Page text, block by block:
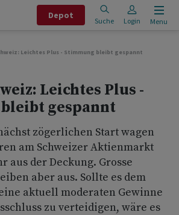
Depot
Suche Login Menu
Leichtes Plus - Stimmung bleibt gespannt
Leichtes Plus -
gespannt
zögerlichen Start wagen
am Schweizer Aktienmarkt
aus der Deckung. Grosse
aber aus. Sollte es dem
aktuell moderaten Gewinne
zu verteidigen, wäre es